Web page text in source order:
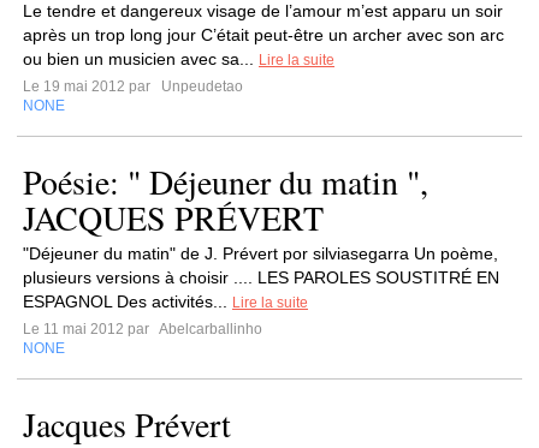
Le tendre et dangereux visage de l’amour m’est apparu un soir
après un trop long jour C’était peut-être un archer avec son arc
ou bien un musicien avec sa...
Lire la suite
Le 19 mai 2012 par
Unpeudetao
NONE
Poésie: " Déjeuner du matin ",
JACQUES PRÉVERT
"Déjeuner du matin" de J. Prévert por silviasegarra Un poème,
plusieurs versions à choisir .... LES PAROLES SOUSTITRÉ EN
ESPAGNOL Des activités...
Lire la suite
Le 11 mai 2012 par Abelcarballinho
NONE
Jacques Prévert